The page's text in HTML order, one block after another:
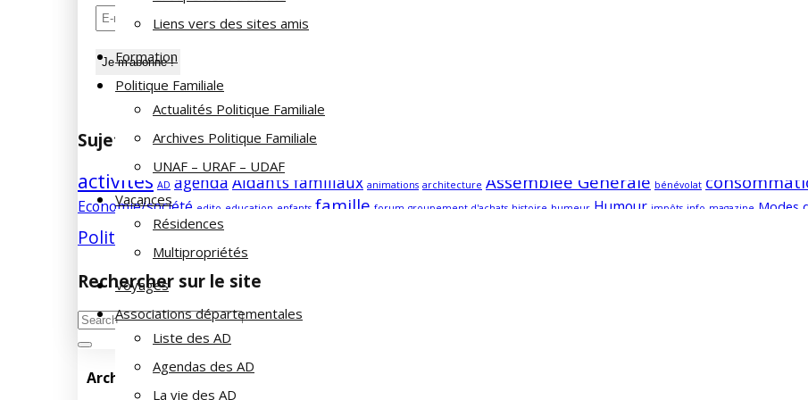
Liens vers des sites amis
Formation
Politique Familiale
Actualités Politique Familiale
Archives Politique Familiale
UNAF – URAF – UDAF
Vacances
Résidences
Multipropriétés
Voyages
Associations départementales
Liste des AD
Agendas des AD
La vie des AD
Sujets des articles
activités AD agenda Aidants familiaux animations architecture Assemblée Générale bénévolat
Economie/société edito education enfants famille forum groupement d'achats histoire humeur Humour impôts info magazine Modes
Politique Familiale
Rechercher sur le site
Archives du site